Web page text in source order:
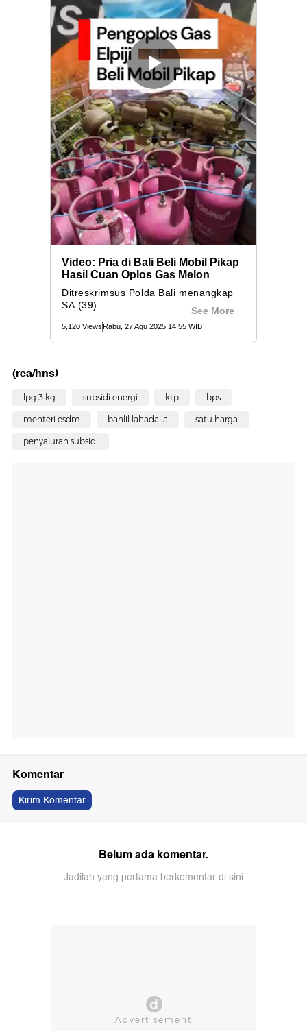
(rea/hns)
lpg 3 kg subsidi energi ktp bps
menteri esdm bahlil lahadalia satu harga
penyaluran subsidi
Komentar
Kirim Komentar
Belum ada komentar.
Jadilah yang pertama berkomentar di sini